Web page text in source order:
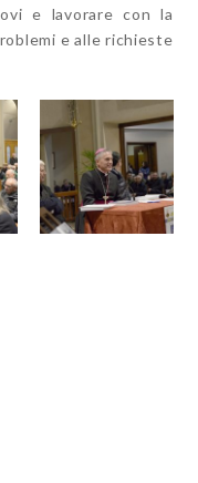
e lavorare con la
e alle richieste